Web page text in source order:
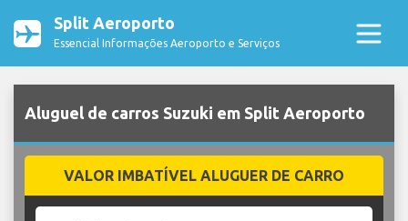
Split Aeroporto
Essencial Informações Aeroporto e Serviços
Aluguel de carros Suzuki em Split Aeroporto
VALOR IMBATÍVEL ALUGUER DE CARRO